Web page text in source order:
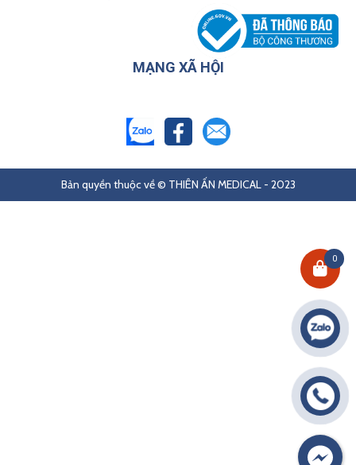
MẠNG XÃ HỘI
Bản quyền thuộc về © THIÊN ẤN MEDICAL - 2023
0